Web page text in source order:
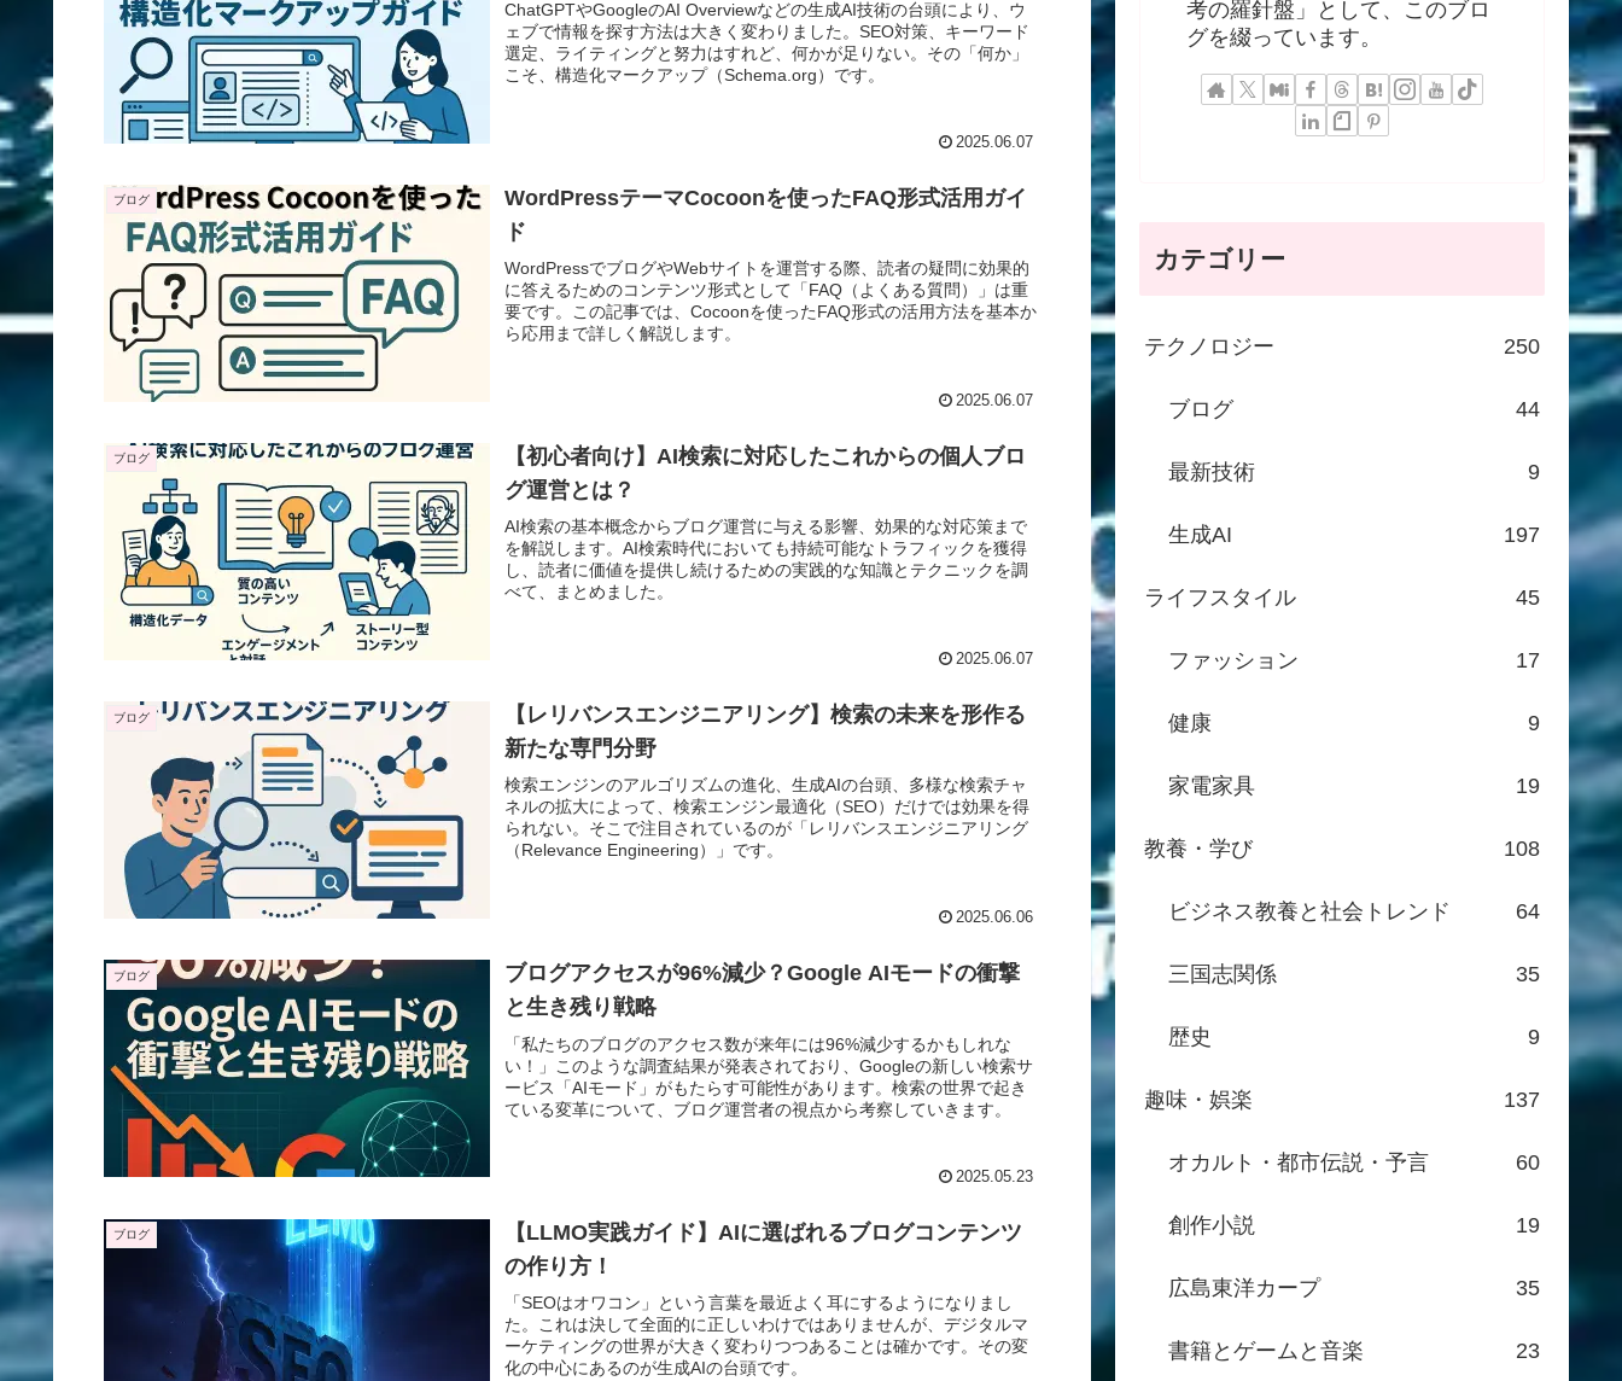
ChatGPTやGoogleのAI Overviewなどの生成AI技術の台頭により、ウ
ェブで情報を探す方法は大きく変わりました。SEO対策、キーワード
選定、ライティングと努力はすれど、何かが足りない。その「何か」
こそ、構造化マークアップ（Schema.org）です。
2025.06.07
ブログ
WordPressテーマCocoonを使ったFAQ形式活用ガイ
ド
WordPressでブログやWebサイトを運営する際、読者の疑問に効果的
に答えるためのコンテンツ形式として「FAQ（よくある質問）」は重
要です。この記事では、Cocoonを使ったFAQ形式の活用方法を基本か
ら応用まで詳しく解説します。
2025.06.07
ブログ
【初心者向け】AI検索に対応したこれからの個人ブロ
グ運営とは？
AI検索の基本概念からブログ運営に与える影響、効果的な対応策まで
を解説します。AI検索時代においても持続可能なトラフィックを獲得
し、読者に価値を提供し続けるための実践的な知識とテクニックを調
べて、まとめました。
2025.06.07
ブログ
【レリバンスエンジニアリング】検索の未来を形作る
新たな専門分野
検索エンジンのアルゴリズムの進化、生成AIの台頭、多様な検索チャ
ネルの拡大によって、検索エンジン最適化（SEO）だけでは効果を得
られない。そこで注目されているのが「レリバンスエンジニアリング
（Relevance Engineering）」です。
2025.06.06
ブログ
ブログアクセスが96%減少？Google AIモードの衝撃
と生き残り戦略
「私たちのブログのアクセス数が来年には96%減少するかもしれな
い！」このような調査結果が発表されており、Googleの新しい検索サ
ービス「AIモード」がもたらす可能性があります。検索の世界で起き
ている変革について、ブログ運営者の視点から考察していきます。
2025.05.23
ブログ
【LLMO実践ガイド】AIに選ばれるブログコンテンツ
の作り方！
「SEOはオワコン」という言葉を最近よく耳にするようになりまし
た。これは決して全面的に正しいわけではありませんが、デジタルマ
ーケティングの世界が大きく変わりつつあることは確かです。その変
化の中心にあるのが生成AIの台頭です。
考の羅針盤」として、このブロ
グを綴っています。
カテゴリー
テクノロジー 250
ブログ 44
最新技術 9
生成AI 197
ライフスタイル 45
ファッション 17
健康 9
家電家具 19
教養・学び 108
ビジネス教養と社会トレンド 64
三国志関係 35
歴史 9
趣味・娯楽 137
オカルト・都市伝説・予言 60
創作小説 19
広島東洋カープ 35
書籍とゲームと音楽 23